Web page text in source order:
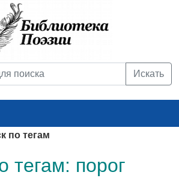
Искать
по тегам
тегам: порог